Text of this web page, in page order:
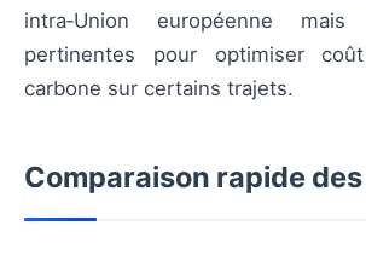
intra‑Union européenne
pertinentes pour optimiser
carbone sur certains trajets.
Comparaison rapide